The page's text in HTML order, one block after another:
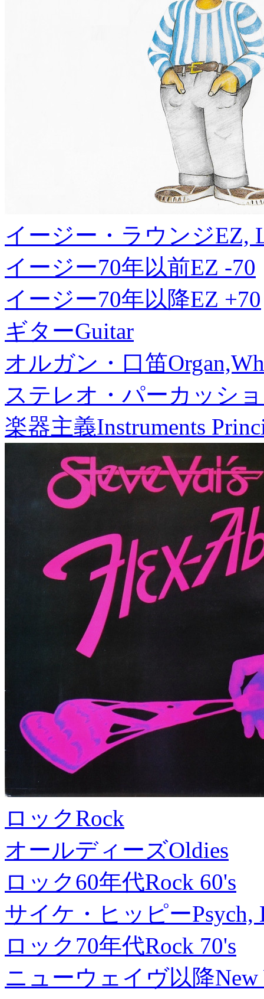
イージー・ラウンジEZ,
イージー70年以前EZ -70
イージー70年以降EZ +70
ギターGuitar
オルガン・口笛
ステレオ・パーカッシ
楽器主義Instruments
ロックRock
オールディーズOldies
ロック60年代Rock 60's
サイケ・ヒッピーPsych,
ロック70年代Rock 70's
ニューウェイヴ以降New